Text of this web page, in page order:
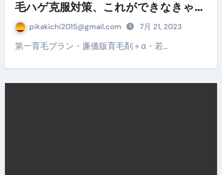
毛ハゲ克服対策、これができなきゃス
キンヘッド
pikakichi2015@gmail.com 7月 21, 2023
第一育毛プラン・廉価版育毛剤＋α・若…